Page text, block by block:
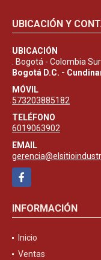
UBICACIÓN Y
UBICACIÓN
. Bogotá - Colombia
Bogotá D.C. -
MÓVIL
573203885182
TELÉFONO
6019063902
EMAIL
Facebook
INFORMACIÓN
Inicio
Ventas